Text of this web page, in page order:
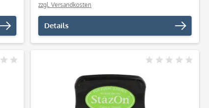
zzgl. Versandkosten
Details